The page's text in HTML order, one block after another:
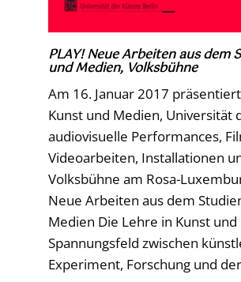
PLAY! Neue Arbeiten aus dem
und Medien, Volksbühne
Am 16. Januar 2017
Kunst und Medien, Universität
audiovisuelle Performances,
Videoarbeiten, Installationen
Volksbühne am Rosa-
Neue Arbeiten aus dem
Medien Die Lehre in Kunst
Spannungsfeld zwischen
Experiment, Forschung und der